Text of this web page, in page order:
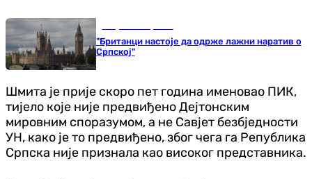
"Британци настоје да одрже лажни наратив о
Српској"
Шмита је прије скоро пет година именовао ПИК,
тијело које није предвиђено Дејтонским
мировним споразумом, а не Савјет безбједности
УН, како је то предвиђено, због чега га Република
Српска није признала као високог представника.